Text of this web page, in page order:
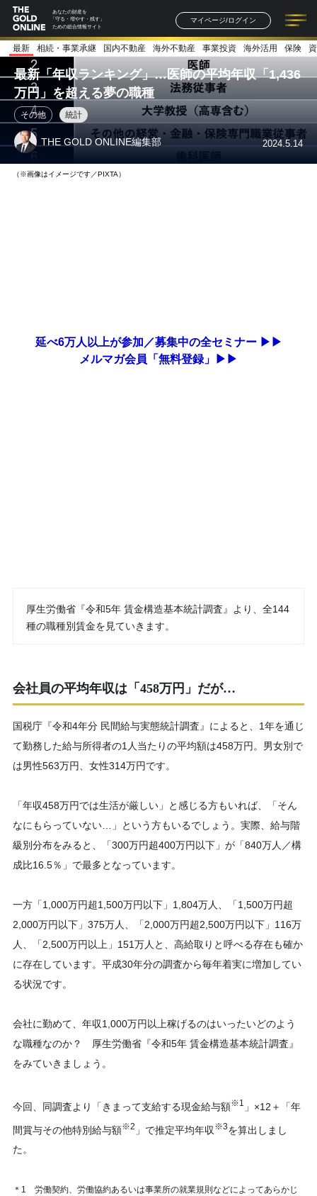
あなたの財産を
「守る・増やす・残す」
ための総合情報サイト
マイページ/ログイン
記事一覧 連載一覧
著者一覧 書籍一覧
最新 相続・事業承継 国内不動産 海外不動産 事業投資 海外活用 保険
最新「年収ランキング」…医師の平均年収「1,436
万円」を超える夢の職種
その他 統計
THE GOLD ONLINE編集部 2024.5.14
（※画像はイメージです／PIXTA）
延べ6万人以上が参加／募集中の全セミナー ▶▶
メルマガ会員「無料登録」▶▶
厚生労働省『令和5年 賃金構造基本統計調査』より、全144
種の職種別賃金を見ていきます。
会社員の平均年収は「458万円」だが…
国税庁『令和4年分 民間給与実態統計調査』によると、1年を通じ
て勤務した給与所得者の1人当たりの平均額は458万円。男女別で
は男性563万円、女性314万円です。
「年収458万円では生活が厳しい」と感じる方もいれば、「そん
なにもらっていない…」という方もいるでしょう。実際、給与階
級別分布をみると、「300万円超400万円以下」が「840万人／構
成比16.5％」で最多となっています。
一方「1,000万円超1,500万円以下」1,804万人、「1,500万円超
2,000万円以下」375万人、「2,000万円超2,500万円以下」116万
人、「2,500万円以上」151万人と、高給取りと呼べる存在も確か
に存在しています。平成30年分の調査から毎年着実に増加してい
る状況です。
会社に勤めて、年収1,000万円以上稼げるのはいったいどのよう
な職種なのか？ 厚生労働省『令和5年 賃金構造基本統計調査』
をみていきましょう。
今回、同調査より「きまって支給する現金給与額※1 」×12＋「年
間賞与その他特別給与額※2 」で推定平均年収 ※3を算出しまし
た。
＊1 労働契約、労働協約あるいは事業所の就業規則などによってあらかじ